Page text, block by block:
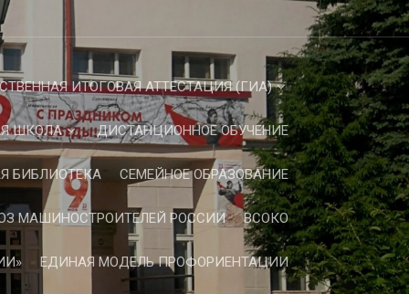
ИТОГОВАЯ АТТЕСТАЦИЯ (ГИА)
ШКОЛА ДИСТАНЦИОННОЕ ОБУЧЕНИЕ
БИБЛИОТЕКА СЕМЕЙНОЕ ОБРАЗОВАНИЕ
МАШИНОСТРОИТЕЛЕЙ РОССИИ ВСОКО
ЕДИНАЯ МОДЕЛЬ ПРОФОРИЕНТАЦИИ